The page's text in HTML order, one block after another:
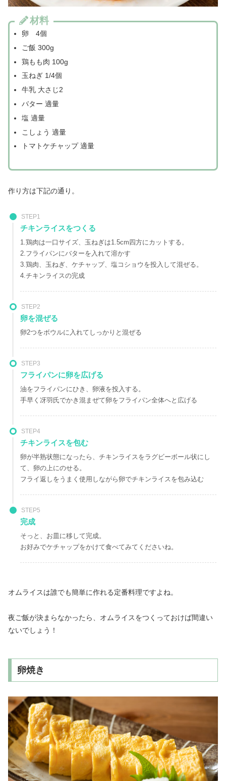
材料
卵 4個
ご飯 300g
鶏もも肉 100g
玉ねぎ 1/4個
牛乳 大さじ2
バター 適量
塩 適量
こしょう 適量
トマトケチャップ 適量
作り方は下記の通り。
STEP1
チキンライスをつくる
1.鶏肉は一口サイズ、玉ねぎは1.5cm四方にカットする。
2.フライパンにバターを入れて溶かす
3.鶏肉、玉ねぎ、ケチャップ、塩コショウを投入して混ぜる。
4.チキンライスの完成
STEP2
卵を混ぜる
卵2つをボウルに入れてしっかりと混ぜる
STEP3
フライパンに卵を広げる
油をフライパンにひき、卵液を投入する。
手早く冴羽氏でかき混まぜて卵をフライパン全体へと広げる
STEP4
チキンライスを包む
卵が半熟状態になったら、チキンライスをラグビーボール状にし
て、卵の上にのせる。
フライ返しをうまく使用しながら卵でチキンライスを包み込む
STEP5
完成
そっと、お皿に移して完成。
お好みでケチャップをかけて食べてみてくださいね。
オムライスは誰でも簡単に作れる定番料理ですよね。
夜ご飯が決まらなかったら、オムライスをつくっておけば間違い
ないでしょう！
卵焼き